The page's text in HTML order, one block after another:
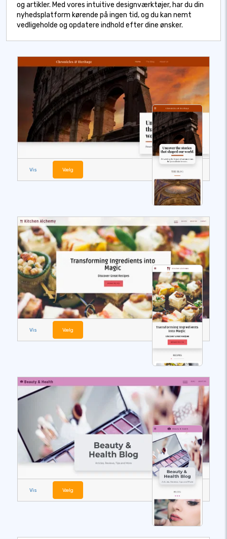
og artikler. Med vores intuitive designværktøjer, har du din
nyhedsplatform kørende på ingen tid, og du kan nemt
vedligeholde og opdatere indhold efter dine ønsker.
Vis Vælg
Vis Vælg
Vis Vælg